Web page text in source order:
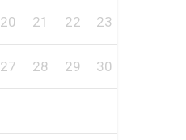
20 21 22 23
27 28 29 30